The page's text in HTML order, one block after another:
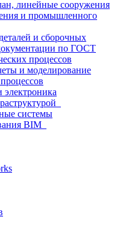
линейные сооружения
и промышленного
и сборочных
по ГОСТ
процессов
и моделирование
электроника
системы
BIM